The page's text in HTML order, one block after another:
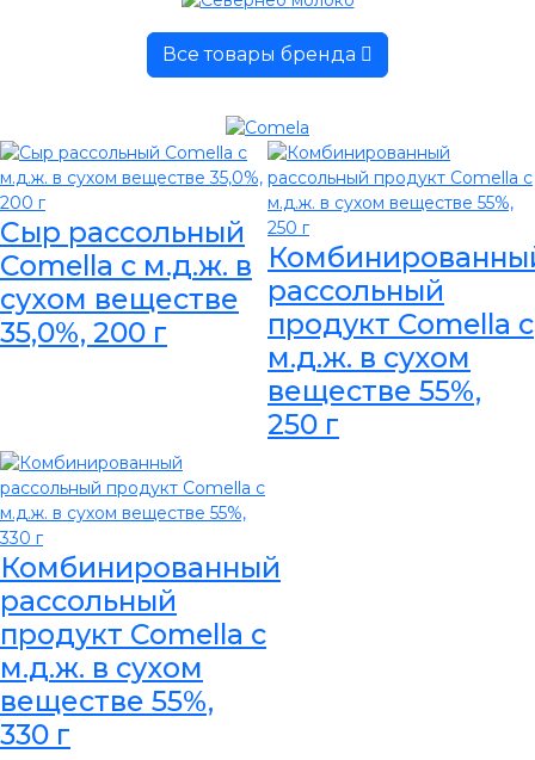
Все товары бренда
Сыр рассольный
Comella с м.д.ж. в
сухом веществе
35,0%, 200 г
рассольный
продукт Comella с
м.д.ж. в сухом
веществе 55%,
250 г
Комбинированный
рассольный
продукт Comella с
м.д.ж. в сухом
веществе 55%,
330 г